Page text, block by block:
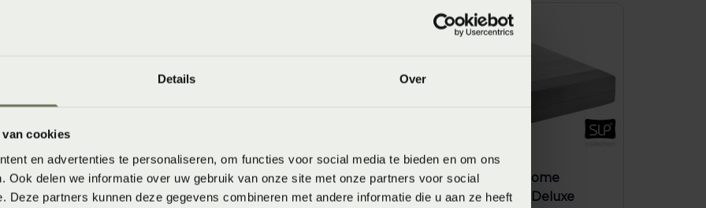
Details Over
cookies
en advertenties te personaliseren, om functies voor social media te bieden en om ons
Ook delen we informatie over uw gebruik van onze site met onze partners voor social
Deze partners kunnen deze gegevens combineren met andere informatie die u aan ze heeft
SLP Home
Basic
Matras SLP Home
Spring Foam
SALE
Matras SLP Home
Spring Foam Deluxe